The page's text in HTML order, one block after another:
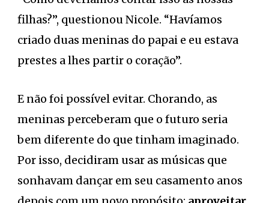
filhas?”, questionou Nicole. “Havíamos
criado duas meninas do papai e eu estava
prestes a lhes partir o coração”.
E não foi possível evitar. Chorando, as
meninas perceberam que o futuro seria
bem diferente do que tinham imaginado.
Por isso, decidiram usar as músicas que
sonhavam dançar em seu casamento anos